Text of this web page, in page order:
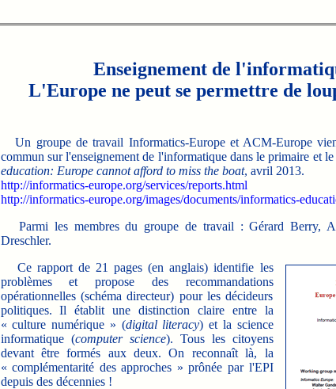
Enseignement de
L'Europe ne peut se permettre de
Un groupe de travail Informatics-Europe et ACM-Europe
commun sur l'enseignement de l'informatique dans le primaire et le
education: Europe cannot afford to miss the boat, avril 2013.
http://informatics-europe.org/services/reports.html
http://informatics-europe.org/images/documents/informatics-
Parmi les membres du groupe de travail : Gérard Berry,
Dreschler.
Ce rapport de 21 pages (en anglais) identifie les
problèmes et propose des recommandations
opérationnelles (schéma directeur) pour les décideurs
politiques. Il établit une distinction claire entre la
« culture numérique » (digital literacy) et la science
informatique (computer science). Tous les citoyens
devant être formés aux deux. On reconnaît là, la
« complémentarité des approches » prônée par l'EPI
depuis des décennies !